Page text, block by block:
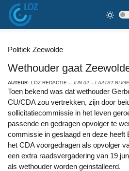
Politiek Zeewolde
Wethouder gaat
AUTEUR: LOZ REDACTIE JUN 02 LAATST
Toen bekend was dat wethouder Gerben Dijksterhuis van de
CU/CDA zou vertrekken, zijn door
sollicitatiecommissie in het leven
passende en gedragen opvolger te
commissie in geslaagd en deze heeft
het CDA voorgedragen als opvolger
een extra raadsvergadering van 19
als wethouder worden geinstalleerd.